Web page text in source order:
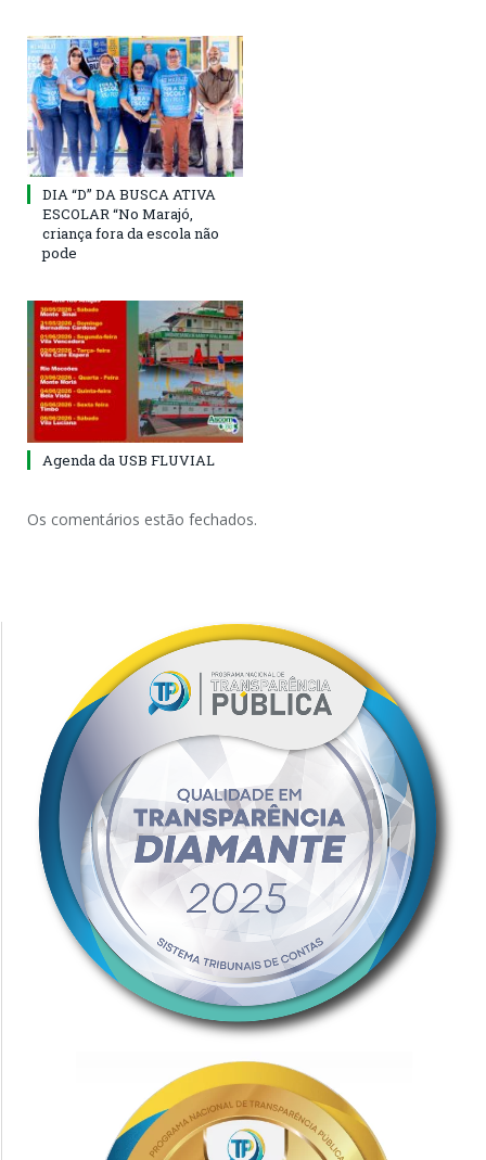
DIA “D” DA BUSCA ATIVA
ESCOLAR “No Marajó,
criança fora da escola não
pode
Agenda da USB FLUVIAL
Os comentários estão fechados.